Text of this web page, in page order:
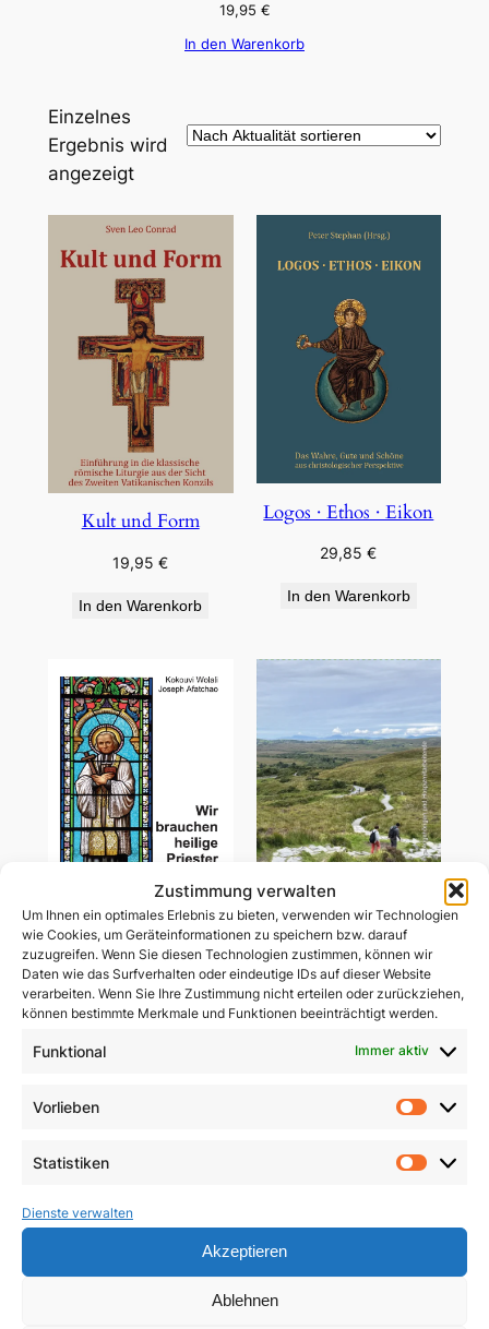
Zustimmung verwalten
Um Ihnen ein optimales Erlebnis zu bieten, verwenden wir Technologien
wie Cookies, um Geräteinformationen zu speichern bzw. darauf
zuzugreifen. Wenn Sie diesen Technologien zustimmen, können wir
Daten wie das Surfverhalten oder eindeutige IDs auf dieser Website
verarbeiten. Wenn Sie Ihre Zustimmung nicht erteilen oder zurückziehen,
können bestimmte Merkmale und Funktionen beeinträchtigt werden.
Funktional Immer aktiv
Vorlieben
Statistiken
Dienste verwalten
Akzeptieren
Ablehnen
19,95 €
In den Warenkorb
Einzelnes
Ergebnis wird
angezeigt
Kult und Form
19,95€
In den Warenkorb
Logos · Ethos · Eikon
29,85€
In den Warenkorb
Wir brauchen heilige
Priester
Gemeinsam unterwegs
in schwerer Zeit
29,85€